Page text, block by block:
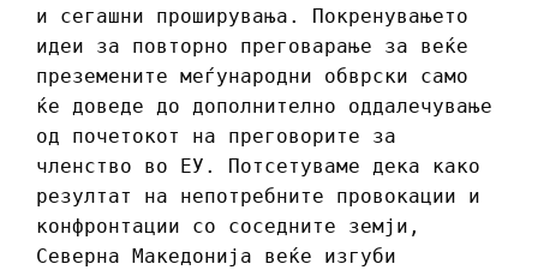
и сегашни проширувања. Покренувањето
идеи за повторно преговарање за веќе
преземените меѓународни обврски само
ќе доведе до дополнително оддалечување
од почетокот на преговорите за
членство во ЕУ. Потсетуваме дека како
резултат на непотребните провокации и
конфронтации со соседните земји,
Северна Македонија веќе изгуби